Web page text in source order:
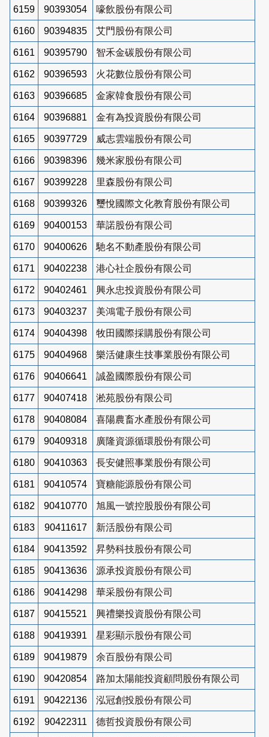
6159 90393054 嚎飲股份有限公司
6160 90394835 艾門股份有限公司
6161 90395790 智禾金碳股份有限公司
6162 90396593 火花數位股份有限公司
6163 90396685 金家韓食股份有限公司
6164 90396881 金有為投資股份有限公司
6165 90397729 威志雲端股份有限公司
6166 90398396 幾米家股份有限公司
6167 90399228 里森股份有限公司
6168 90399326 璽悅國際文化教育股份有限公司
6169 90400153 華諾股份有限公司
6170 90400626 馳名不動產股份有限公司
6171 90402238 港心社企股份有限公司
6172 90402461 興永忠投資股份有限公司
6173 90403237 美鴻電子股份有限公司
6174 90404398 牧田國際採購股份有限公司
6175 90404968 樂活健康生技事業股份有限公司
6176 90406641 誠盈國際股份有限公司
6177 90407418 淞苑股份有限公司
6178 90408084 喜陽農畜水產股份有限公司
6179 90409318 廣隆資源循環股份有限公司
6180 90410363 長安健照事業股份有限公司
6181 90410574 寶糖能源股份有限公司
6182 90410770 旭風一號控股股份有限公司
6183 90411617 新活股份有限公司
6184 90413592 昇勢科技股份有限公司
6185 90413636 源承投資股份有限公司
6186 90414298 華采股份有限公司
6187 90415521 興禮樂投資股份有限公司
6188 90419391 星彩顯示股份有限公司
6189 90419879 余百股份有限公司
6190 90420854 路加太陽能投資顧問股份有限公司
6191 90422136 泓冠創投股份有限公司
6192 90422311 德哲投資股份有限公司